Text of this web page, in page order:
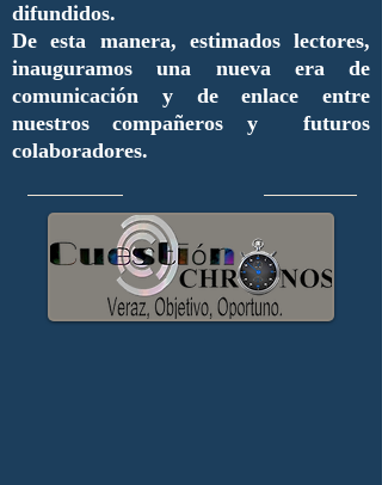
difundidos.
De esta manera, estimados lectores,
inauguramos una nueva era de
comunicación y de enlace entre
nuestros compañeros y futuros
colaboradores.